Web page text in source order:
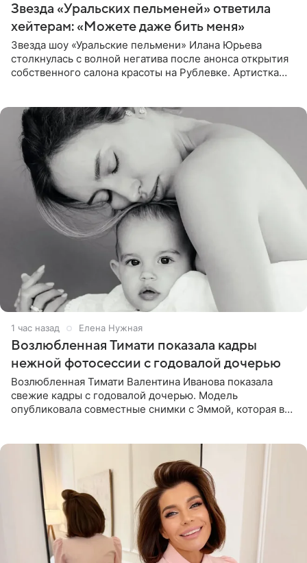
Звезда «Уральских пельменей» ответила
хейтерам: «Можете даже бить меня»
Звезда шоу «Уральские пельмени» Илана Юрьева
столкнулась с волной негатива после анонса открытия
собственного салона красоты на Рублевке. Артистка
1 час назад Елена Нужная
Возлюбленная Тимати показала кадры
нежной фотосессии с годовалой дочерью
Возлюбленная Тимати Валентина Иванова показала
свежие кадры с годовалой дочерью. Модель
опубликовала совместные снимки с Эммой, которая в